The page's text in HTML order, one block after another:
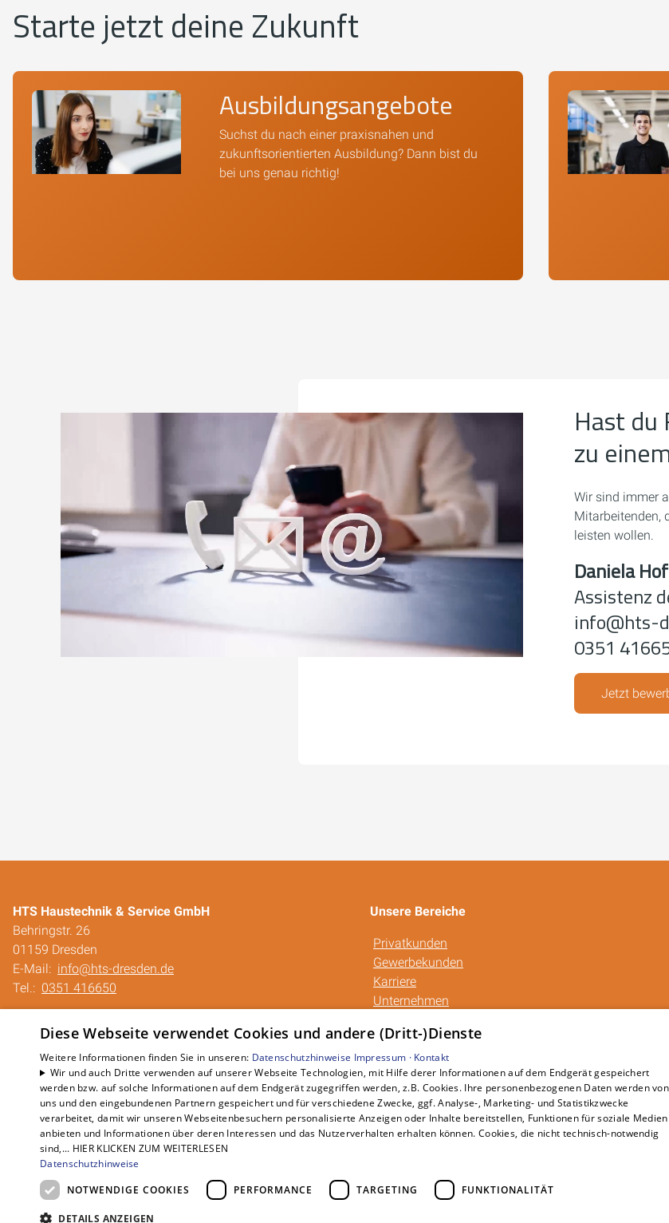
Starte jetzt deine Zukunft
Ausbildungsangebote
Suchst du nach einer praxisnahen und
zukunftsorientierten Ausbildung? Dann bist du
bei uns genau richtig!
Hast du
zu
Wir sind immer
Mitarbeitenden,
leisten wollen.
Daniela
Assistenz
info@hts-
0351
Jetzt
HTS Haustechnik & Service GmbH
Behringstr. 26
01159 Dresden
E-Mail: info@hts-dresden.de
Tel.: 0351 416650
Barrierefreiheitserklärung
Datenschutzerklärung
AGB
QUALICO
Unsere Bereiche
Privatkunden
Gewerbekunden
Karriere
Unternehmen
Diese Webseite verwendet Cookies und andere (Dritt-)Dienste
Weitere Informationen finden Sie in unseren: Datenschutzhinweise Impressum · Kontakt
Wir und auch Dritte verwenden auf unserer Webseite Technologien, mit Hilfe derer Informationen auf dem Endgerät gespeichert
werden bzw. auf solche Informationen auf dem Endgerät zugegriffen werden, z.B. Cookies. Ihre personenbezogenen Daten werden von
uns und den eingebundenen Partnern gespeichert und für verschiedene Zwecke, ggf. Analyse-, Marketing- und Statistikzwecke
verarbeitet, damit wir unseren Webseitenbesuchern personalisierte Anzeigen oder Inhalte bereitstellen, Funktionen für soziale Medien
anbieten und Informationen über deren Interessen und das Nutzerverhalten erhalten können. Cookies, die nicht technisch-notwendig
sind,... HIER KLICKEN ZUM WEITERLESEN
Datenschutzhinweise
NOTWENDIGE COOKIES
PERFORMANCE TARGETING FUNKTIONALITÄT
DETAILS ANZEIGEN